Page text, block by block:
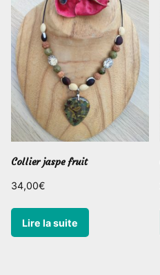
Collier jaspe fruit
34,00€
Lire la suite